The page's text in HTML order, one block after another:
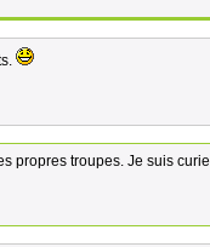
propres troupes. Je suis